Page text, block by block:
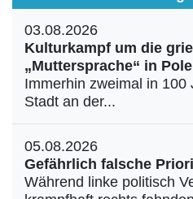
03.08.2026
Kulturkampf um die
„Muttersprache“ in
Immerhin zweimal in 100
Stadt an der...
05.08.2026
Gefährlich falsche
Während linke politisch